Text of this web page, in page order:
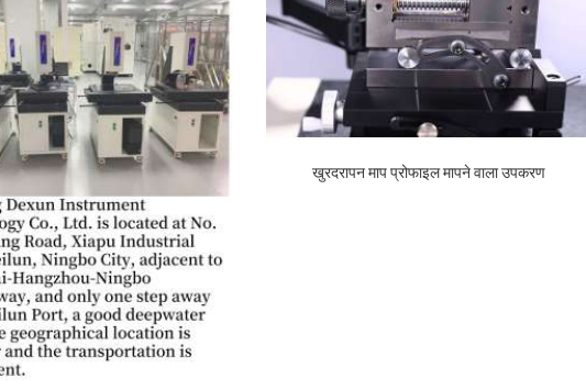
खुरदरापन माप प्रोफाइल मापने वाला उपकरण